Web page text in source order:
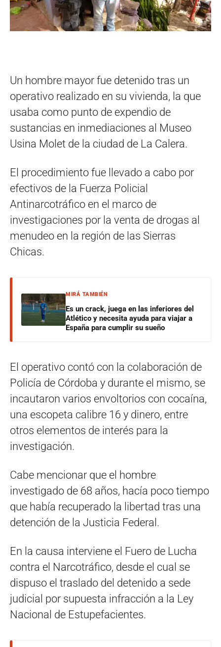
Un hombre mayor fue detenido tras un
operativo realizado en su vivienda, la que
usaba como punto de expendio de
sustancias en inmediaciones al Museo
Usina Molet de la ciudad de La Calera.
El procedimiento fue llevado a cabo por
efectivos de la Fuerza Policial
Antinarcotráfico en el marco de
investigaciones por la venta de drogas al
menudeo en la región de las Sierras
Chicas.
MIRÁ TAMBIÉN
Es un crack, juega en las inferiores del
Atlético y necesita ayuda para viajar a
España para cumplir su sueño
El operativo contó con la colaboración de
Policía de Córdoba y durante el mismo, se
incautaron varios envoltorios con cocaína,
una escopeta calibre 16 y dinero, entre
otros elementos de interés para la
investigación.
Cabe mencionar que el hombre
investigado de 68 años, hacía poco tiempo
que había recuperado la libertad tras una
detención de la Justicia Federal.
En la causa interviene el Fuero de Lucha
contra el Narcotráfico, desde el cual se
dispuso el traslado del detenido a sede
judicial por supuesta infracción a la Ley
Nacional de Estupefacientes.